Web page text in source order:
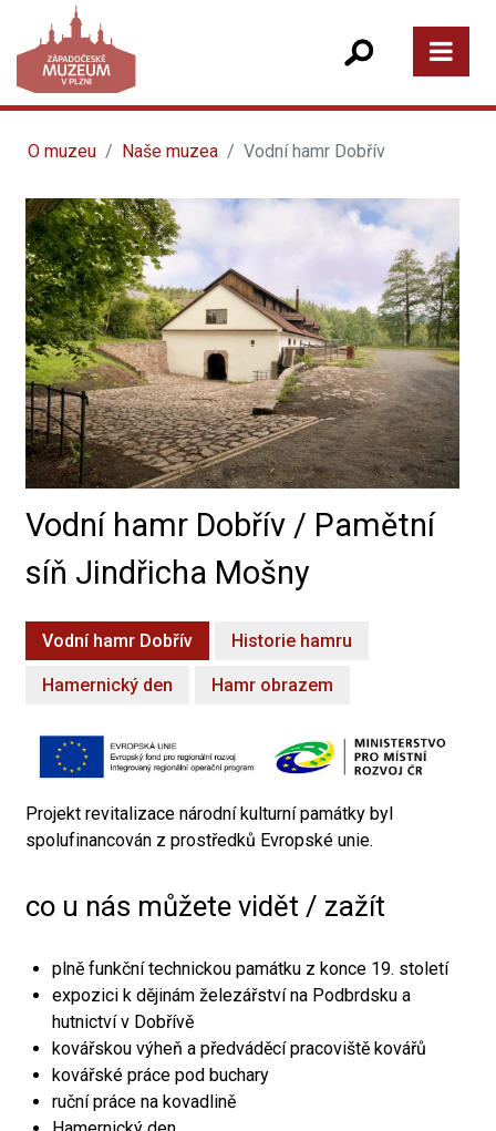
O muzeu Naše muzea Vodní hamr Dobřív
Vodní hamr Dobřív / Pamětní
síň Jindřicha Mošny
Vodní hamr Dobřív Historie hamru
Hamernický den Hamr obrazem
Projekt revitalizace národní kulturní památky byl
spolufinancován z prostředků Evropské unie.
co u nás můžete vidět / zažít
plně funkční technickou památku z konce 19. století
expozici k dějinám železářství na Podbrdsku a
hutnictví v Dobřívě
kovářskou výheň a předváděcí pracoviště kovářů
kovářské práce pod buchary
ruční práce na kovadlině